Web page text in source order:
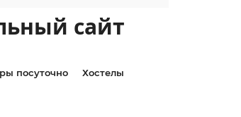
сайт
посуточно
Хостелы